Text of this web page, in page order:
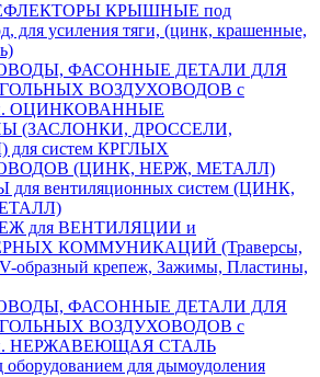
КРЫШНЫЕ под
для усиления тяги, (цинк, крашенные,
ФАСОННЫЕ ДЕТАЛИ ДЛЯ
ВОЗДУХОВОДОВ с
ОЦИНКОВАННЫЕ
(ЗАСЛОНКИ, ДРОССЕЛИ,
систем КРГЛЫХ
(ЦИНК, НЕРЖ, МЕТАЛЛ)
вентиляционных систем (ЦИНК,
для ВЕНТИЛЯЦИИ и
КОММУНИКАЦИЙ (Траверсы,
образный крепеж, Зажимы, Пластины,
ФАСОННЫЕ ДЕТАЛИ ДЛЯ
ВОЗДУХОВОДОВ с
НЕРЖАВЕЮЩАЯ СТАЛЬ
оборудованием для дымоудоления